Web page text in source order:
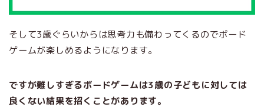
そして3歳ぐらいからは思考力も備わってくるのでボード
ゲームが楽しめるようになります。
ですが難しすぎるボードゲームは3歳の子どもに対しては
良くない結果を招くことがあります。